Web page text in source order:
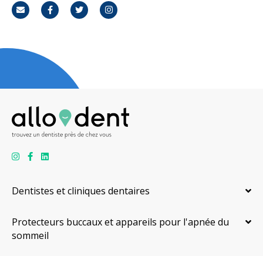
CourrielFacebookTwitterInstagram
Dentistes et cliniques dentaires
Protecteurs buccaux et appareils pour l'apnée du
sommeil